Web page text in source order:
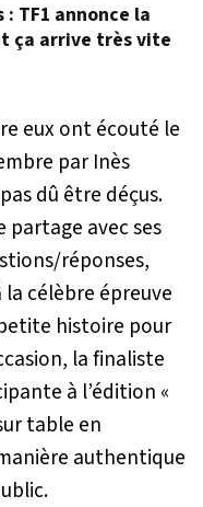
TF1 annonce la
ça arrive très vite
eux ont écouté le
par Inès
dû être déçus.
partage avec ses
réponses,
la célèbre épreuve
histoire pour
la finaliste
à l’édition «
table en
authentique